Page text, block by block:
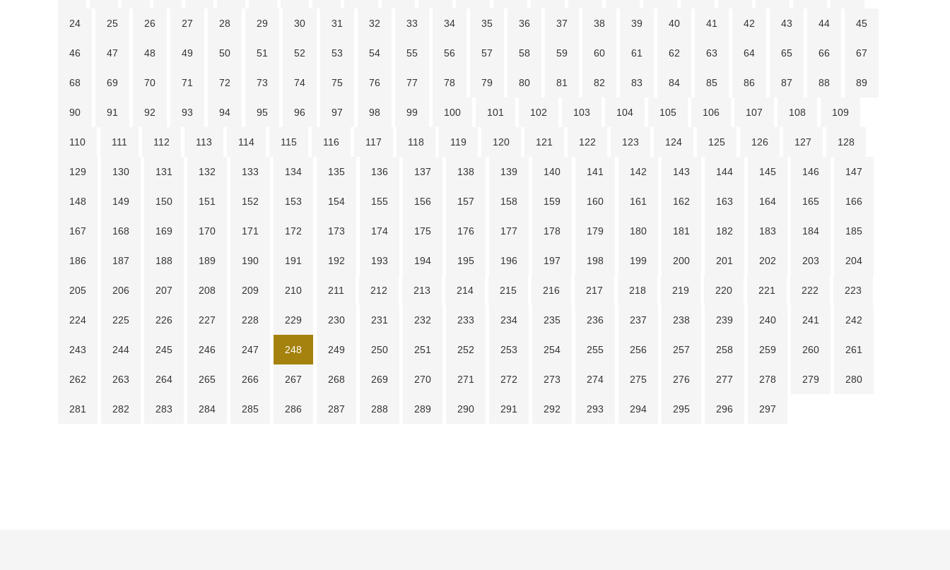
24 25 26 27 28 29 30 31 32 33 34 35 36 37 38 39 40 41 42 43 44 45
46 47 48 49 50 51 52 53 54 55 56 57 58 59 60 61 62 63 64 65 66 67
68 69 70 71 72 73 74 75 76 77 78 79 80 81 82 83 84 85 86 87 88 89
90 91 92 93 94 95 96 97 98 99 100 101 102 103 104 105 106 107 108 109
110 111 112 113 114 115 116 117 118 119 120 121 122 123 124 125 126 127 128
129 130 131 132 133 134 135 136 137 138 139 140 141 142 143 144 145 146 147
148 149 150 151 152 153 154 155 156 157 158 159 160 161 162 163 164 165 166
167 168 169 170 171 172 173 174 175 176 177 178 179 180 181 182 183 184 185
186 187 188 189 190 191 192 193 194 195 196 197 198 199 200 201 202 203 204
205 206 207 208 209 210 211 212 213 214 215 216 217 218 219 220 221 222 223
224 225 226 227 228 229 230 231 232 233 234 235 236 237 238 239 240 241 242
243 244 245 246 247 248 249 250 251 252 253 254 255 256 257 258 259 260 261
262 263 264 265 266 267 268 269 270 271 272 273 274 275 276 277 278 279 280
281 282 283 284 285 286 287 288 289 290 291 292 293 294 295 296 297